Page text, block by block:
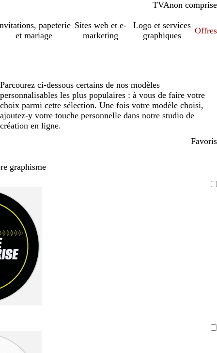
TVAcomprise
non comprise
papeterie
et mariage
Sites web et e-
marketing
Logo et services
graphiques
Offres
Parcourez ci-dessous certains de nos modèles
personnalisables les plus populaires : à vous de faire votre
choix parmi cette sélection. Une fois votre modèle choisi,
ajoutez-y votre touche personnelle dans notre studio de
création en ligne.
Favoris
graphisme